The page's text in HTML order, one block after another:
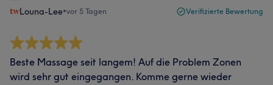
Louna-Lee•vor 5 Tagen Verifizierte Bewertung
Beste Massage seit langem! Auf die Problem Zonen
wird sehr gut eingegangen. Komme gerne wieder